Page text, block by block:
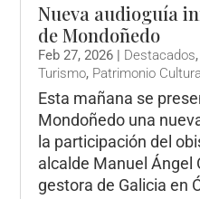
Nueva audioguía
de Mondoñedo
Feb 27, 2026 | Destacados,
Turismo, Patrimonio Cultural
Esta mañana se
Mondoñedo una
la participación del
alcalde Manuel Ángel
gestora de Galicia en